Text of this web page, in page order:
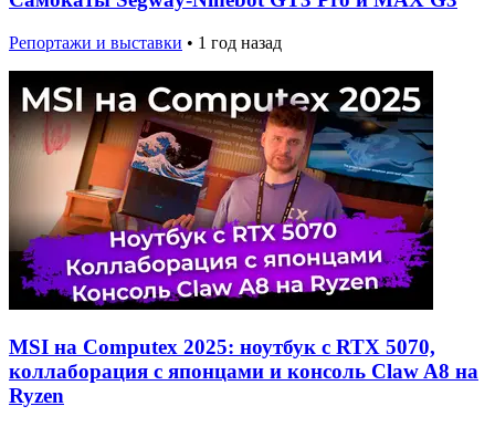
Репортажи и выставки • 1 год назад
MSI на Computex 2025: ноутбук с RTX 5070,
коллаборация с японцами и консоль Claw A8 на
Ryzen